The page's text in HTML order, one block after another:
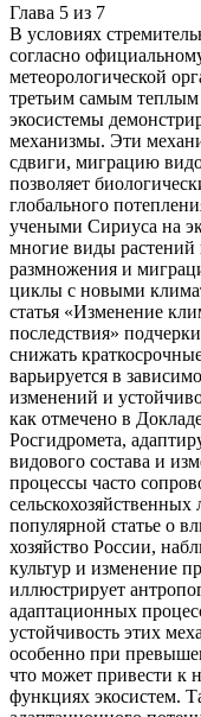
Глава 5 из 7
В условиях
согласно
метеорологической
третьим самым
экосистемы
механизмы. Эти
сдвиги, миграцию
позволяет
глобального
учеными Сириуса на
многие виды
размножения и
циклы с новыми
статья «Изменение
последствия»
снижать
варьируется в
изменений и
как отмечено в
Росгидромета,
видового состава и
процессы часто
популярной статье о
хозяйство России,
культур и изменение
иллюстрирует
адаптационных
устойчивость этих
особенно при
что может привести к
функциях экосистем.